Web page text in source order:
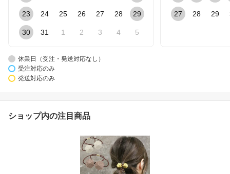
23 24 25 26 27 28 29
30 31 1 2 3 4 5
27 28 29
休業日（受注・発送対応なし）
受注対応のみ
発送対応のみ
ショップ内の注目商品